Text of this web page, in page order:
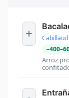
~400–
Arroz